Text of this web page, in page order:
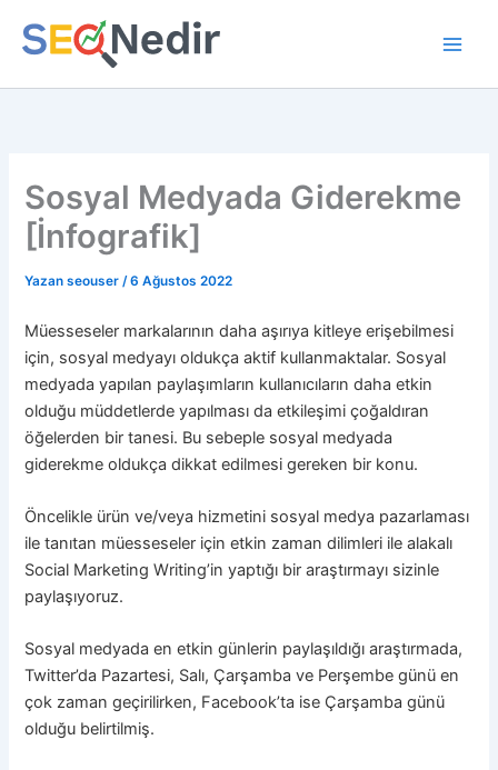
atla
Sosyal Medyada Giderekme
[İnfografik]
Yazan seouser/6 Ağustos 2022
Müesseseler markalarının daha aşırıya kitleye erişebilmesi
için, sosyal medyayı oldukça aktif kullanmaktalar. Sosyal
medyada yapılan paylaşımların kullanıcıların daha etkin
olduğu müddetlerde yapılması da etkileşimi çoğaldıran
öğelerden bir tanesi. Bu sebeple sosyal medyada
giderekme oldukça dikkat edilmesi gereken bir konu.
Öncelikle ürün ve/veya hizmetini sosyal medya pazarlaması
ile tanıtan müesseseler için etkin zaman dilimleri ile alakalı
Social Marketing Writing’in yaptığı bir araştırmayı sizinle
paylaşıyoruz.
Sosyal medyada en etkin günlerin paylaşıldığı araştırmada,
Twitter’da Pazartesi, Salı, Çarşamba ve Perşembe günü en
çok zaman geçirilirken, Facebook’ta ise Çarşamba günü
olduğu belirtilmiş.